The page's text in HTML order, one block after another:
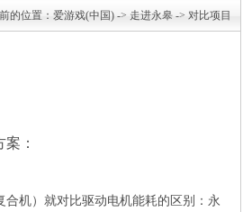
的位置： 爱游戏(中国) -> 走进永皋 -> 对比项目
：
合机）就对比驱动电机能耗的区别：永